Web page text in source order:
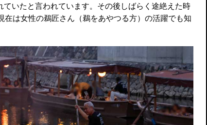
いたと言われています。その後しばらく途絶えた時
は女性の鵜匠さん（鵜をあやつる方）の活躍でも知